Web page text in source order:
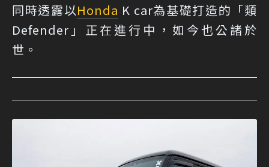
同時透露以Honda K car為基礎打造的「類
Defender」正在進行中，如今也公諸於
世。